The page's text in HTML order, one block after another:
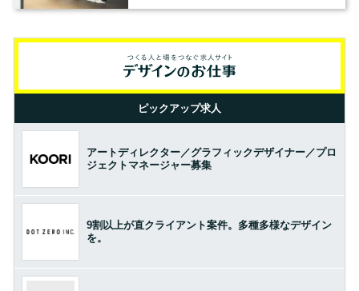
ピックアップ求人
アートディレクター／グラフィックデザイナー／プロ
ジェクトマネージャー募集
9割以上が直クライアント案件。多種多様なデザイン
を。